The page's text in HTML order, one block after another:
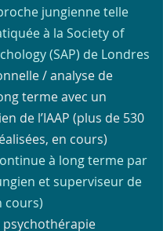
jungienne telle
à la Society of
(SAP) de Londres
/ analyse de
terme avec un
de l’IAAP (plus de 530
en cours)
à long terme par
et superviseur de
cours)